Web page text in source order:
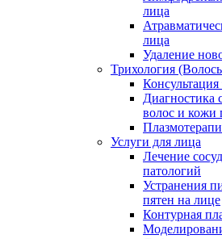
лица
лица
Удаление
Трихология
Консультация
Диагностика
волос и кожи
Услуги для лица
Лечение
патологий
Устранения
пятен на лице
Контурная